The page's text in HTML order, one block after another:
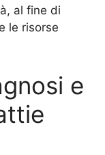
al fine di
le risorse
e